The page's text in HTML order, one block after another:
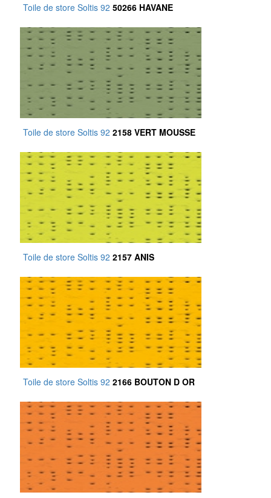
Toile de store Soltis 92 50266 HAVANE
Toile de store Soltis 92 2158 VERT MOUSSE
Toile de store Soltis 92 2157 ANIS
Toile de store Soltis 92 2166 BOUTON D OR